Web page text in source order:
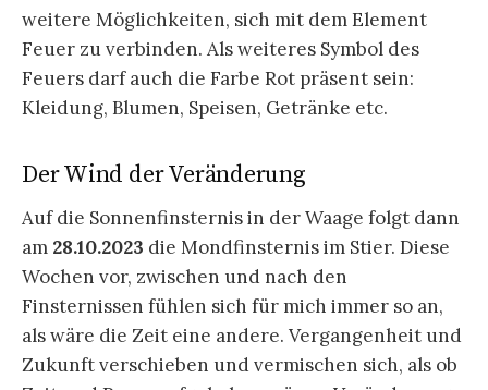
weitere Möglichkeiten, sich mit dem Element
Feuer zu verbinden. Als weiteres Symbol des
Feuers darf auch die Farbe Rot präsent sein:
Kleidung, Blumen, Speisen, Getränke etc.
Der Wind der Veränderung
Auf die Sonnenfinsternis in der Waage folgt dann
am 28.10.2023 die Mondfinsternis im Stier. Diese
Wochen vor, zwischen und nach den
Finsternissen fühlen sich für mich immer so an,
als wäre die Zeit eine andere. Vergangenheit und
Zukunft verschieben und vermischen sich, als ob